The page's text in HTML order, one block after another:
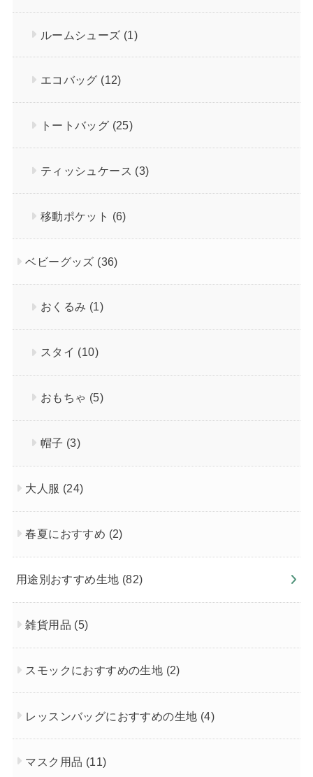
ルームシューズ (1)
エコバッグ (12)
トートバッグ (25)
ティッシュケース (3)
移動ポケット (6)
ベビーグッズ (36)
おくるみ (1)
スタイ (10)
おもちゃ (5)
帽子 (3)
大人服 (24)
春夏におすすめ (2)
用途別おすすめ生地 (82)
雑貨用品 (5)
スモックにおすすめの生地 (2)
レッスンバッグにおすすめの生地 (4)
マスク用品 (11)